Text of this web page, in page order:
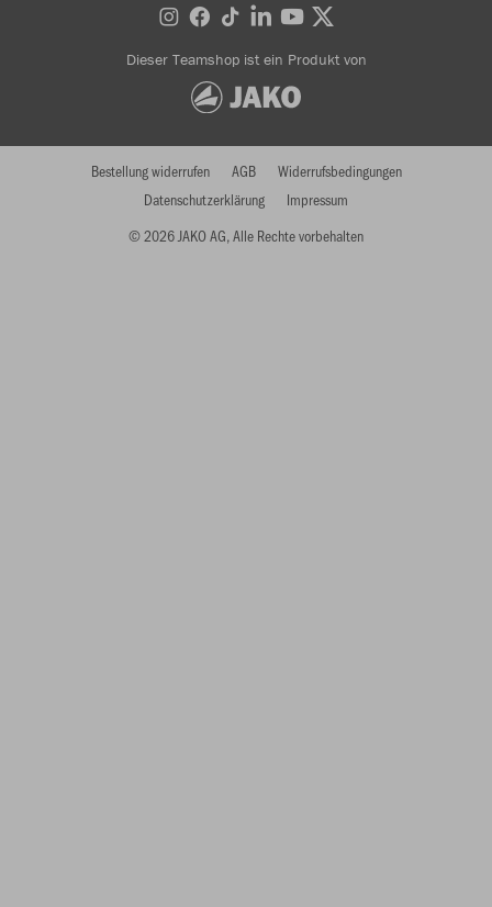
Dieser Teamshop ist ein Produkt von
© 2026 JAKO AG, Alle Rechte vorbehalten
Bestellung widerrufen AGB
Widerrufsbedingungen
Datenschutzerklärung
Impressum